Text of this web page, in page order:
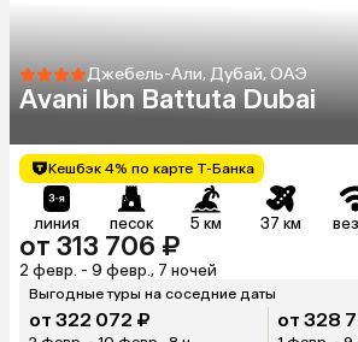
Джебель-Али, Дубай, ОАЭ
Avani Ibn Battuta Dubai
Кешбэк 4% по карте Т-Банка
линия песок 5 км 37 км
от 313 706 ₽
2 февр. - 9 февр., 7 ночей
Выгодные туры на соседние даты
от 322 072 ₽ от 328